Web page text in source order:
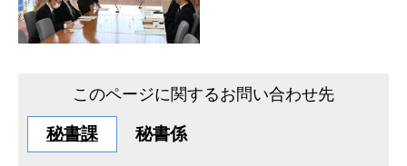
このページに関するお問い合わせ先
秘書課 秘書係